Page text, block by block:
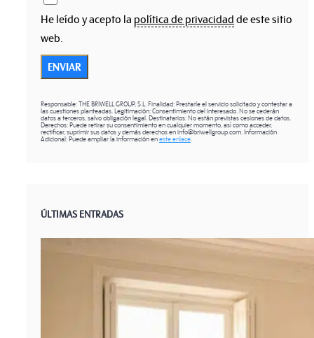
He leído y acepto la política de privacidad de este sitio
web.
ENVIAR
Responsable: THE BRIWELL GROUP, S.L. Finalidad: Prestarle el servicio solicitado y contestar a
las cuestiones planteadas. Legitimación: Consentimiento del interesado. No se cederán
datos a terceros, salvo obligación legal. Destinatarios: No están previstas cesiones de datos.
Derechos: Puede retirar su consentimiento en cualquier momento, así como acceder,
rectificar, suprimir sus datos y demás derechos en info@briwellgroup.com. Información
Adicional: Puede ampliar la información eneste enlace
ÚLTIMAS ENTRADAS